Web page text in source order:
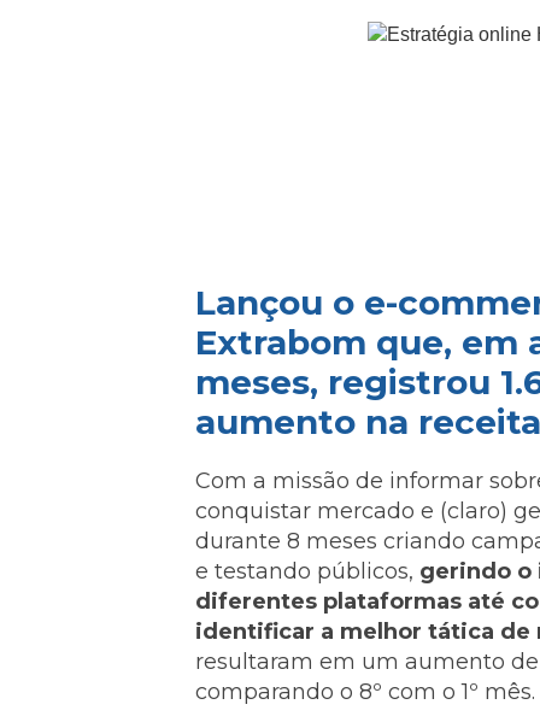
Lançou o e-
Extrabom que, em
meses, registrou
aumento na
Com a missão de informar
conquistar mercado e (claro)
durante 8 meses criando
e testando públicos, gerindo o
diferentes plataformas até
identificar a melhor tática de
resultaram em um aumento de
comparando o 8º com o 1º mês.